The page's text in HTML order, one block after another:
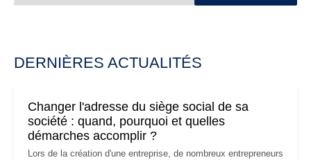
DERNIÈRES ACTUALITÉS
Changer l'adresse du siège social de sa
société : quand, pourquoi et quelles
démarches accomplir ?
Lors de la création d'une entreprise, de nombreux entrepreneurs